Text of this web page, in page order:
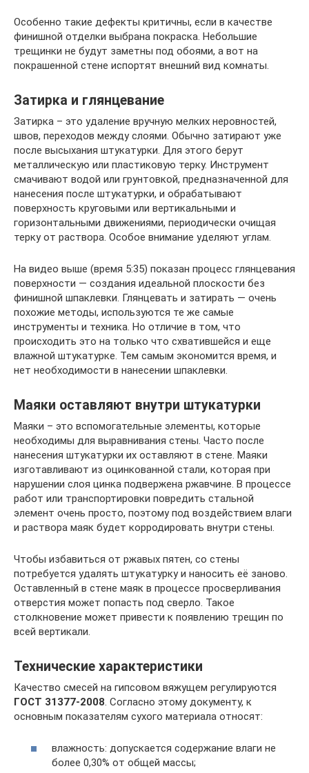
Особенно такие дефекты критичны, если в качестве
финишной отделки выбрана покраска. Небольшие
трещинки не будут заметны под обоями, а вот на
покрашенной стене испортят внешний вид комнаты.
Затирка и глянцевание
Затирка – это удаление вручную мелких неровностей,
швов, переходов между слоями. Обычно затирают уже
после высыхания штукатурки. Для этого берут
металлическую или пластиковую терку. Инструмент
смачивают водой или грунтовкой, предназначенной для
нанесения после штукатурки, и обрабатывают
поверхность круговыми или вертикальными и
горизонтальными движениями, периодически очищая
терку от раствора. Особое внимание уделяют углам.
На видео выше (время 5:35) показан процесс глянцевания
поверхности — создания идеальной плоскости без
финишной шпаклевки. Глянцевать и затирать — очень
похожие методы, используются те же самые
инструменты и техника. Но отличие в том, что
происходить это на только что схватившейся и еще
влажной штукатурке. Тем самым экономится время, и
нет необходимости в нанесении шпаклевки.
Маяки оставляют внутри штукатурки
Маяки – это вспомогательные элементы, которые
необходимы для выравнивания стены. Часто после
нанесения штукатурки их оставляют в стене. Маяки
изготавливают из оцинкованной стали, которая при
нарушении слоя цинка подвержена ржавчине. В процессе
работ или транспортировки повредить стальной
элемент очень просто, поэтому под воздействием влаги
и раствора маяк будет корродировать внутри стены.
Чтобы избавиться от ржавых пятен, со стены
потребуется удалять штукатурку и наносить её заново.
Оставленный в стене маяк в процессе просверливания
отверстия может попасть под сверло. Такое
столкновение может привести к появлению трещин по
всей вертикали.
Технические характеристики
Качество смесей на гипсовом вяжущем регулируются
ГОСТ 31377-2008. Согласно этому документу, к
основным показателям сухого материала относят:
влажность: допускается содержание влаги не
более 0,30% от общей массы;